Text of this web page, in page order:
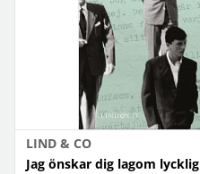
LIND & CO
Jag önskar dig lagom lycklig